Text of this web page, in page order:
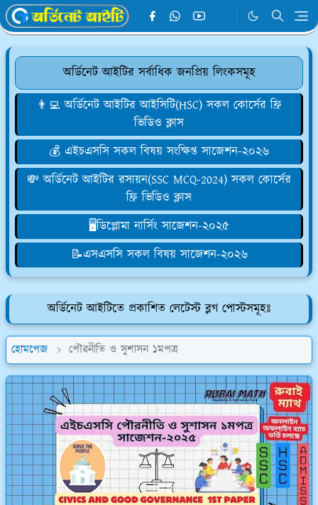
অর্ডিনেট আইটির সর্বাধিক জনপ্রিয় লিংকসমূহ
👨‍💻 অর্ডিনেট আইটির আইসিটি(HSC) সকল কোর্সের ফ্রি
ভিডিও ক্লাস
💰 এইচএসসি সকল বিষয় সংক্ষিপ্ত সাজেশন-২০২৬
💸 অর্ডিনেট আইটির রসায়ন(SSC MCQ-2024) সকল কোর্সের
ফ্রি ভিডিও ক্লাস
🖥️ডিপ্লোমা নার্সিং সাজেশন-২০২৫
📝এসএসসি সকল বিষয় সাজেশন-২০২৬
অর্ডিনেট আইটিতে প্রকাশিত লেটেস্ট ব্লগ পোস্টসমূহঃ
হোমপেজ পৌরনীতি ও সুশাসন ১মপত্র